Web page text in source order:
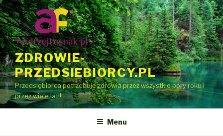
Przeskocz
do
treści
ZDROWIE-
PRZEDSIEBIORCY.PL
Przedsiębiorca potrzebuje zdrowia przez wszystkie pory roku i
przez wiele lat!!!
Menu